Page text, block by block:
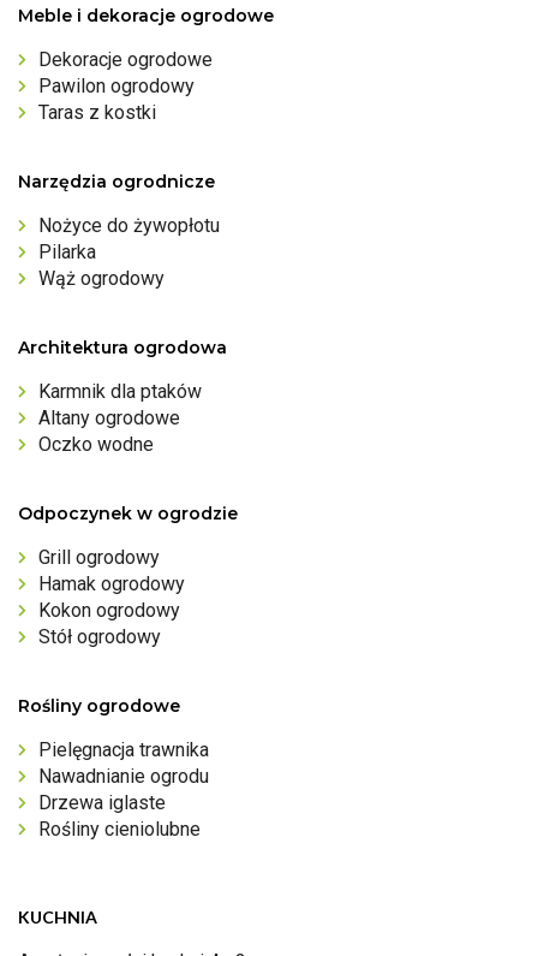
Meble i dekoracje ogrodowe
Dekoracje ogrodowe
Pawilon ogrodowy
Taras z kostki
Narzędzia ogrodnicze
Nożyce do żywopłotu
Pilarka
Wąż ogrodowy
Architektura ogrodowa
Karmnik dla ptaków
Altany ogrodowe
Oczko wodne
Odpoczynek w ogrodzie
Grill ogrodowy
Hamak ogrodowy
Kokon ogrodowy
Stół ogrodowy
Rośliny ogrodowe
Pielęgnacja trawnika
Nawadnianie ogrodu
Drzewa iglaste
Rośliny cieniolubne
KUCHNIA